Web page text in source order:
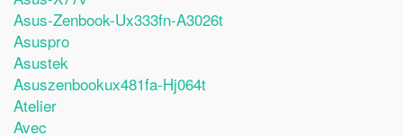
Asus-Zenbook-Ux333fn-A3026t
Asuspro
Asustek
Asuszenbookux481fa-Hj064t
Atelier
Avec